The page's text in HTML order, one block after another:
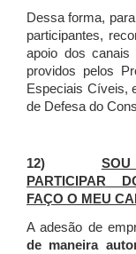
Dessa forma,
participantes,
apoio dos canais
providos pelos
Especiais Cíveis,
de Defesa do
12)
PARTICIPAR
FAÇO O MEU
A adesão de
de maneira